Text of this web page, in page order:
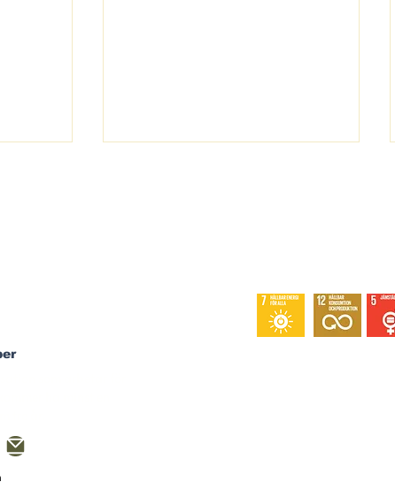
97 hyresgäster kopplar
bort sig från elnätet